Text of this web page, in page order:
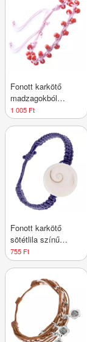
Fonott karkötő
madzagokból
narancssárga
gyöngyökkel
1 005 Ft
Fonott karkötő
sötétlila színű
zsinórokból, kerek
kagyló
755 Ft